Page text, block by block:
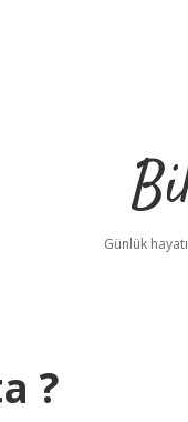
Günlük
?